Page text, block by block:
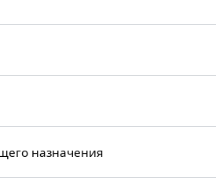
назначения